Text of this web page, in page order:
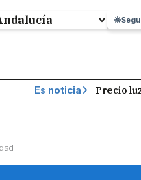
Es noticia Precio